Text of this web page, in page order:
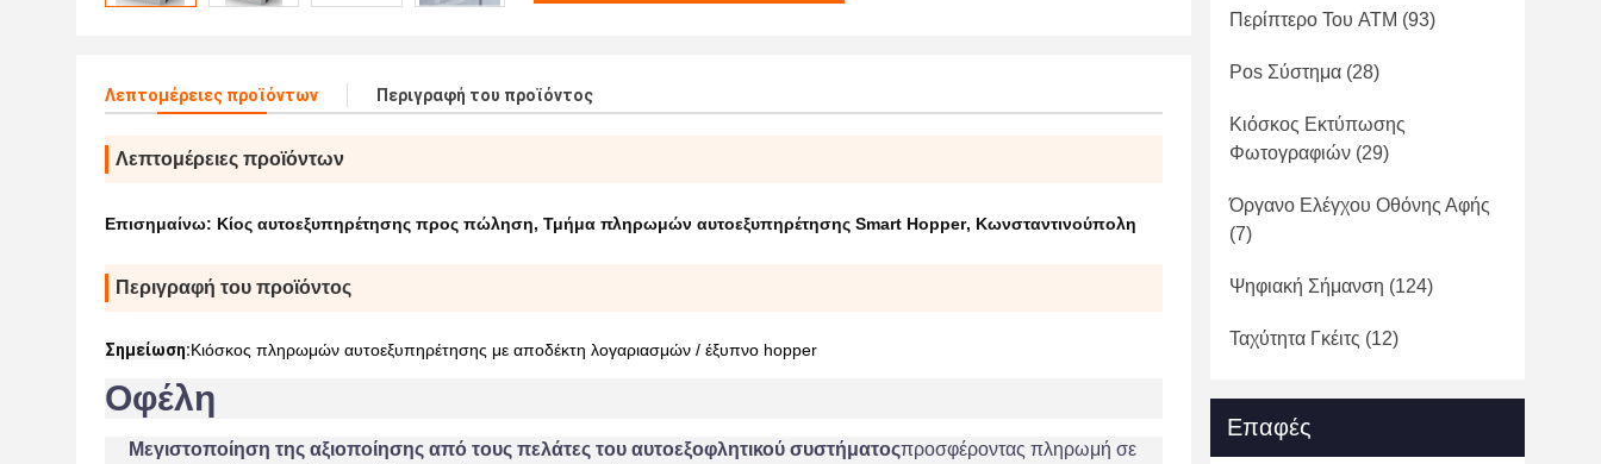
Λεπτομέρειες προϊόντων Περιγραφή του προϊόντος
Λεπτομέρειες προϊόντων
Επισημαίνω: Κίος αυτοεξυπηρέτησης προς πώληση, Τμήμα πληρωμών αυτοεξυπηρέτησης Smart Hopper, Κωνσταντινούπολη
Περιγραφή του προϊόντος
Σημείωση:Κιόσκος πληρωμών αυτοεξυπηρέτησης με αποδέκτη λογαριασμών / έξυπνο hopper
Οφέλη
Μεγιστοποίηση της αξιοποίησης από τους πελάτες του αυτοεξοφλητικού συστήματοςπροσφέροντας πληρωμή σε
Περίπτερο Του ATM (93)
Pos Σύστημα (28)
Κιόσκος Εκτύπωσης
Φωτογραφιών (29)
Όργανο Ελέγχου Οθόνης Αφής
(7)
Ψηφιακή Σήμανση (124)
Ταχύτητα Γκέιτς (12)
Επαφές